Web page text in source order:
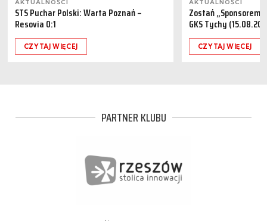
AKTUALNOŚCI
STS Puchar Polski: Warta Poznań –
Resovia 0:1
CZYTAJ WIĘCEJ
AKTUALNOŚCI
Zostań „Sponsorem
GKS Tychy
CZYTAJ WIĘCEJ
PARTNER KLUBU